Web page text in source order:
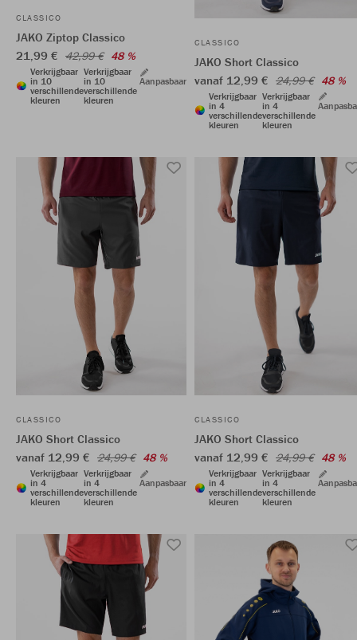
CLASSICO
JAKO Ziptop Classico
21,99 € 42,99 € 48 %
Verkrijgbaar
in 10
verschillende
kleuren
Verkrijgbaar
in 10
verschillende
kleuren
Aanpasbaar
CLASSICO
JAKO Short Classico
vanaf 12,99 € 24,99 € 48 %
Verkrijgbaar
in 4
verschillende
kleuren
Verkrijgbaar
in 4
verschillende
kleuren
CLASSICO
JAKO Short Classico
vanaf 12,99 € 24,99 € 48 %
Verkrijgbaar
in 4
verschillende
kleuren
Verkrijgbaar
in 4
verschillende
kleuren
Aanpasbaar
CLASSICO
JAKO Short Classico
vanaf 12,99 € 24,99 € 48 %
Verkrijgbaar
in 4
verschillende
kleuren
Verkrijgbaar
in 4
verschillende
kleuren